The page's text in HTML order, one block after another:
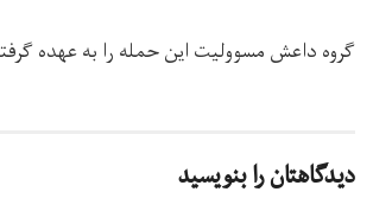
گروه داعش مسوولیت این حمله را به عهده
دیدگاهتان را بنویسید